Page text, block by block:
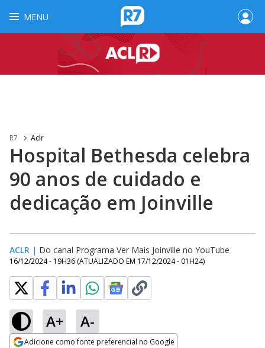
MENU
R7 Aclr
Hospital Bethesda celebra
90 anos de cuidado e
dedicação em Joinville
ACLR | Do canal Programa Ver Mais Joinville no YouTube
16/12/2024 - 19H36 (ATUALIZADO EM 17/12/2024 - 01H24)
A+ A-
Adicione como fonte preferencial no Google